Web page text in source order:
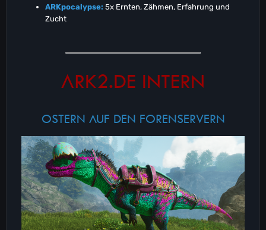
ARKpocalypse: 5x Ernten, Zähmen, Erfahrung und
Zucht
ARK2.DE INTERN
OSTERN AUF DEN FORENSERVERN